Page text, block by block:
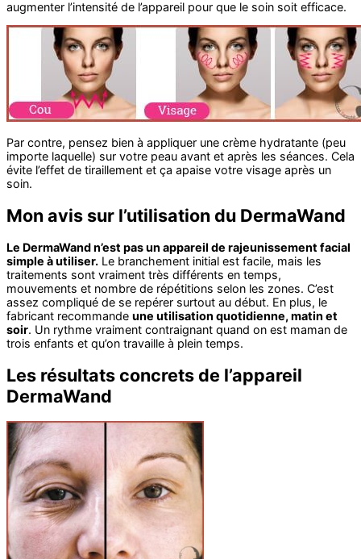
augmenter l’intensité de l’appareil pour que le soin soit efficace.
Par contre, pensez bien à appliquer une crème hydratante (peu
importe laquelle) sur votre peau avant et après les séances. Cela
évite l’effet de tiraillement et ça apaise votre visage après un
soin.
Mon avis sur l’utilisation du DermaWand
Le DermaWand n’est pas un appareil de rajeunissement facial
simple à utiliser. Le branchement initial est facile, mais les
traitements sont vraiment très différents en temps,
mouvements et nombre de répétitions selon les zones. C’est
assez compliqué de se repérer surtout au début. En plus, le
fabricant recommande une utilisation quotidienne, matin et
soir. Un rythme vraiment contraignant quand on est maman de
trois enfants et qu’on travaille à plein temps.
Les résultats concrets de l’appareil
DermaWand